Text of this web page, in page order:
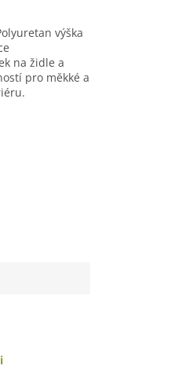
výška
na židle a
pro měkké a